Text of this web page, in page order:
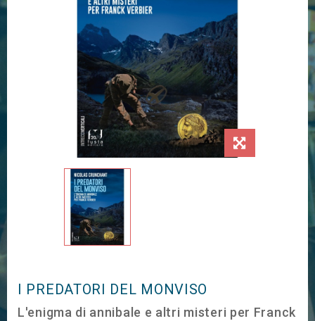
I PREDATORI DEL MONVISO
L'enigma di annibale e altri misteri per Franck